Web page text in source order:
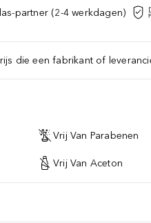
partner (2-4 werkdagen)
die een fabrikant of
Vrij Van Parabenen
Vrij Van Aceton